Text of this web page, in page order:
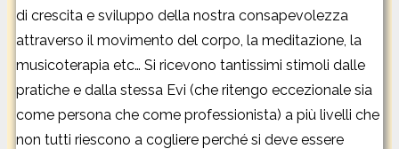
di crescita e sviluppo della nostra consapevolezza
attraverso il movimento del corpo, la meditazione, la
musicoterapia etc… Si ricevono tantissimi stimoli dalle
pratiche e dalla stessa Evi (che ritengo eccezionale sia
come persona che come professionista) a più livelli che
non tutti riescono a cogliere perché si deve essere